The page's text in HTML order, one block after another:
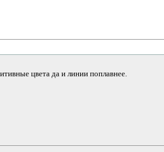
цвета да и линии поплавнее.